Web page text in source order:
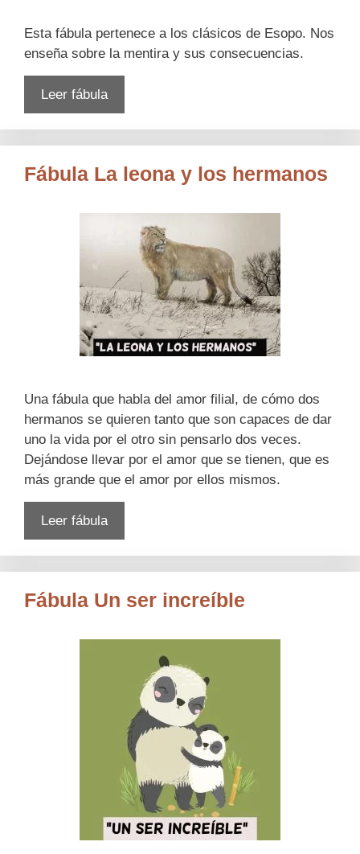
Esta fábula pertenece a los clásicos de Esopo. Nos
enseña sobre la mentira y sus consecuencias.
Leer fábula
Fábula La leona y los hermanos
Una fábula que habla del amor filial, de cómo dos
hermanos se quieren tanto que son capaces de dar
uno la vida por el otro sin pensarlo dos veces.
Dejándose llevar por el amor que se tienen, que es
más grande que el amor por ellos mismos.
Leer fábula
Fábula Un ser increíble